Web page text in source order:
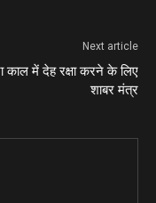
Next article
काल में देह रक्षा करने के लिए
शाबर मंत्र